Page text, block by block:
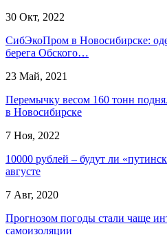
30 Окт, 2022
СибЭкоПром в Новосибирске:
берега Обского…
23 Май, 2021
Перемычку весом 160 тонн
в Новосибирске
7 Ноя, 2022
10000 рублей – будут ли
августе
7 Авг, 2020
Прогнозом погоды стали чаще
самоизоляции